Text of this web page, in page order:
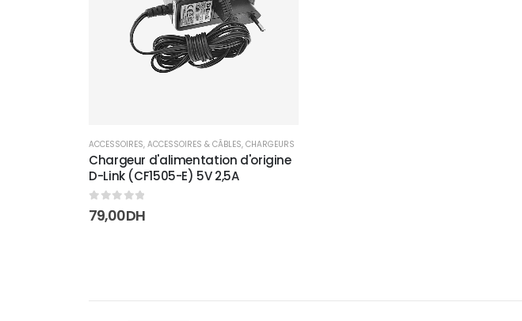
ACCESSOIRES, ACCESSOIRES & CÂBLES, CHARGEURS
Chargeur d'alimentation d'origine
D-Link (CF1505-E) 5V 2,5A
0sur 5
79,00DH